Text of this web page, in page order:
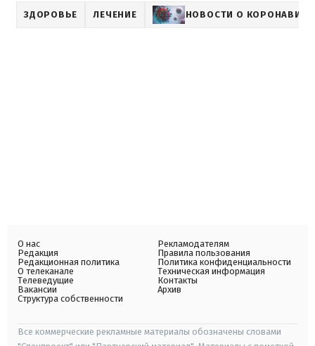
ЗДОРОВЬЕ ЛЕЧЕНИЕ НОВОСТИ О
О нас
Редакция
Редакционная политика
О телеканале
Телеведущие
Вакансии
Структура собственности
Рекламодателям
Правила пользования
Политика конфиденциальности
Техническая информация
Контакты
Архив
Все коммерческие рекламные материалы обозначены словами